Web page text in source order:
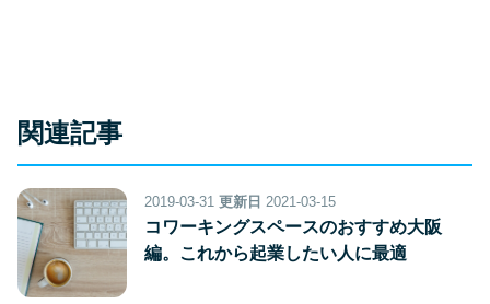
関連記事
2019-03-31 更新日 2021-03-15
コワーキングスペースのおすすめ大阪
編。これから起業したい人に最適